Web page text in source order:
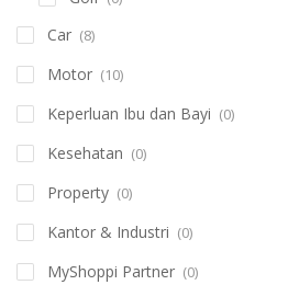
Car (8)
Motor (10)
Keperluan Ibu dan Bayi (0)
Kesehatan (0)
Property (0)
Kantor & Industri (0)
MyShoppi Partner (0)